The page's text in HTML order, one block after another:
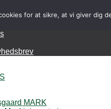
MARK
for at sikre, at vi giver dig